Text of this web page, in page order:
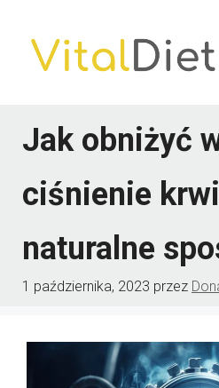
Jak obniżyć
ciśnienie
naturalne
1 października, 2023 przez